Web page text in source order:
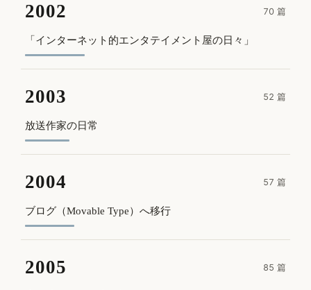
2002
「インターネット的エンタテイメント屋の日々」
70 篇
2003
放送作家の日常
52 篇
2004
ブログ（Movable Type）へ移行
57 篇
2005 85 篇